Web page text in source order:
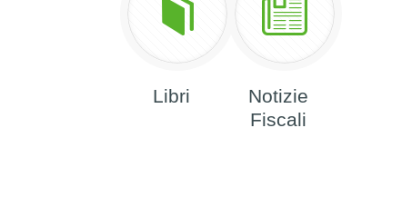
Libri
Notizie
Fiscali